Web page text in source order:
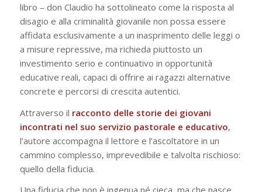
libro – don Claudio ha sottolineato come la risposta al
disagio e alla criminalità giovanile non possa essere
affidata esclusivamente a un inasprimento delle leggi o
a misure repressive, ma richieda piuttosto un
investimento serio e continuativo in opportunità
educative reali, capaci di offrire ai ragazzi alternative
concrete e percorsi di crescita autentici.
Attraverso il racconto delle storie dei giovani
incontrati nel suo servizio pastorale e educativo,
l’autore accompagna il lettore e l’ascoltatore in un
cammino complesso, imprevedibile e talvolta rischioso:
quello della fiducia.